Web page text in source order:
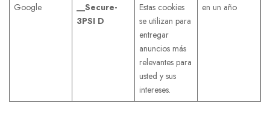
Google
__Secure-
3PSI D
Estas cookies
se utilizan para
entregar
anuncios más
relevantes para
usted y sus
intereses.
en un año